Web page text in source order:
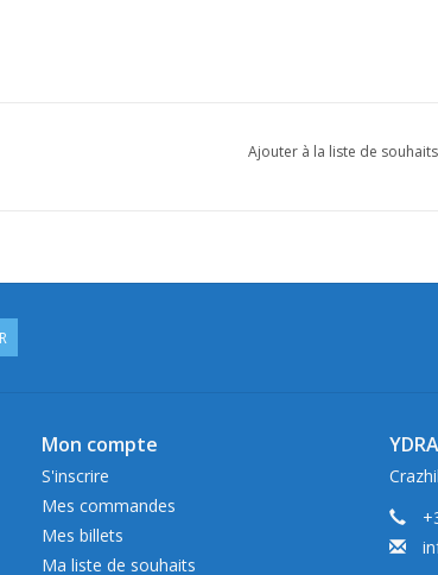
Ajouter à la liste de souhaits
Mon compte
S'inscrire
Mes commandes
Mes billets
Ma liste de souhaits
YDRA